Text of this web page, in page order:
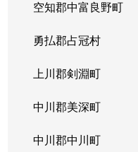
空知郡中富良野町
勇払郡占冠村
上川郡剣淵町
中川郡美深町
中川郡中川町